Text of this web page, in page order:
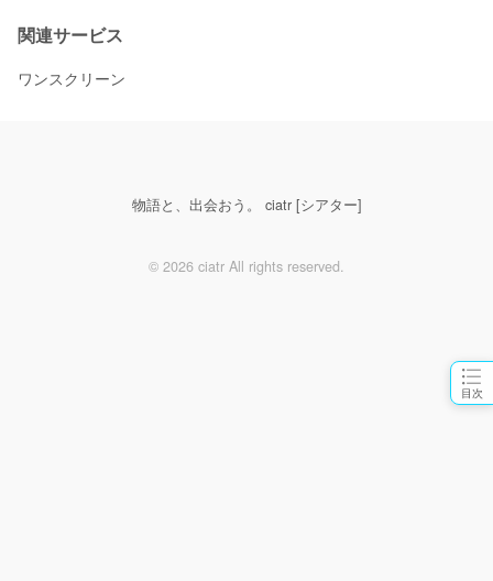
目次
関連サービス
ワンスクリーン
物語と、出会おう。 ciatr [シアター]
© 2026 ciatr All rights reserved.